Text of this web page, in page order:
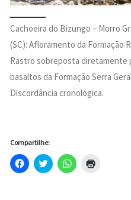
Cachoeira do Bizungo – Morro
(SC): Afloramento da Formação
Rastro sobreposta diretamente
basaltos da Formação Serra
Discordância cronológica.
Compartilhe:
C
l
C
l
C
l